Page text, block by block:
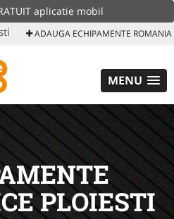
aplicatie mobil
ADAUGA ECHIPAMENTE ROMANIA
MENU
PLOIESTI